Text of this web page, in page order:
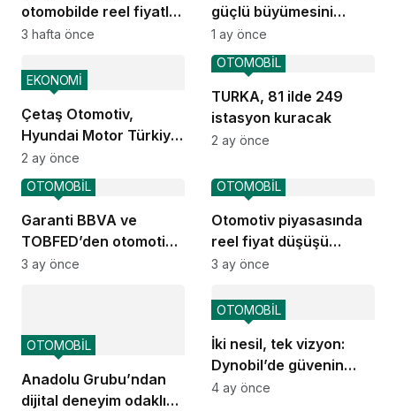
otomobilde reel fiyatlar
düşüşte
3 hafta önce
güçlü büyümesini
sürdürüyor
1 ay önce
Çetaş Otomotiv,
Hyundai Motor Türkiye
ailesine katıldı
EKONOMİ
2 ay önce
TURKA, 81 ilde 249
istasyon kuracak
OTOMOBİL
2 ay önce
Garanti BBVA ve
TOBFED’den otomotiv
ekosisteminde güçlü iş
OTOMOBİL
3 ay önce
Otomotiv piyasasında
reel fiyat düşüşü
devam ediyor
OTOMOBİL
3 ay önce
Anadolu Grubu’ndan
dijital deneyim odaklı
OTOMOBİL
İki nesil, tek vizyon:
Dynobil’de güvenin
yolculuğu
OTOMOBİL
4 ay önce